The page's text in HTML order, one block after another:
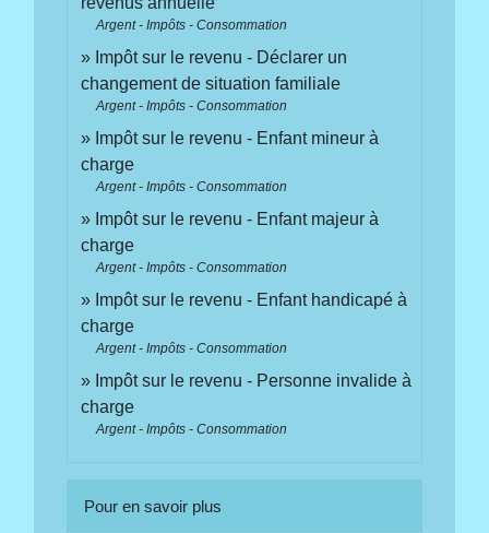
Argent - Impôts - Consommation
Impôt sur le revenu - Déclarer un
changement de situation familiale
Argent - Impôts - Consommation
Impôt sur le revenu - Enfant mineur à
charge
Argent - Impôts - Consommation
Impôt sur le revenu - Enfant majeur à
charge
Argent - Impôts - Consommation
Impôt sur le revenu - Enfant handicapé à
charge
Argent - Impôts - Consommation
Impôt sur le revenu - Personne invalide à
charge
Argent - Impôts - Consommation
Pour en savoir plus